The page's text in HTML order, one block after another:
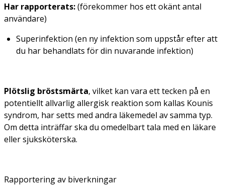
Har rapporterats:(förekommer hos ett okänt antal
användare)
Superinfektion (en ny infektion som uppstår efter att
du har behandlats för din nuvarande infektion)
Plötslig bröstsmärta, vilket kan vara ett tecken på en
potentiellt allvarlig allergisk reaktion som kallas Kounis
syndrom, har setts med andra läkemedel av samma typ.
Om detta inträffar ska du omedelbart tala med en läkare
eller sjuksköterska.
Rapportering av biverkningar